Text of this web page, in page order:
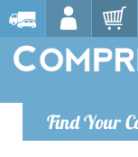
Find Your